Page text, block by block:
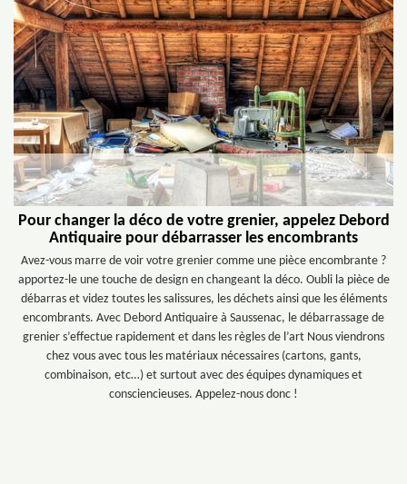
Pour changer la déco de votre grenier, appelez Debord
Antiquaire pour débarrasser les encombrants
Avez-vous marre de voir votre grenier comme une pièce encombrante ?
apportez-le une touche de design en changeant la déco. Oubli la pièce de
débarras et videz toutes les salissures, les déchets ainsi que les éléments
encombrants. Avec Debord Antiquaire à Saussenac, le débarrassage de
grenier s’effectue rapidement et dans les règles de l’art Nous viendrons
chez vous avec tous les matériaux nécessaires (cartons, gants,
combinaison, etc…) et surtout avec des équipes dynamiques et
consciencieuses. Appelez-nous donc !